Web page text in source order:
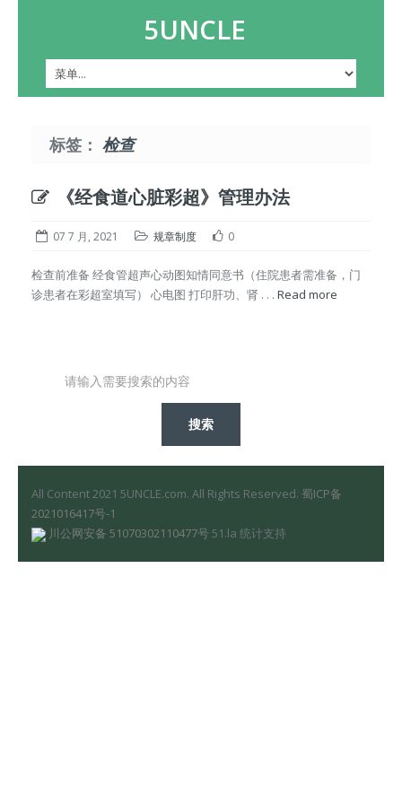
5UNCLE
标签： 检查
《经食道心脏彩超》管理办法
07 7 月, 2021 规章制度 0
检查前准备 经食管超声心动图知情同意书（住院患者需准备，门
诊患者在彩超室填写） 心电图 打印肝功、肾 . . . Read more
All Content 2021 5UNCLE.com. All Rights Reserved. 蜀ICP备
2021016417号-1
川公网安备 51070302110477号 51.la 统计支持